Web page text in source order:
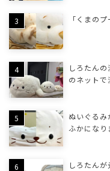
「くまの
しろたん
のネット
ぬいぐる
ふかにな
しろたん